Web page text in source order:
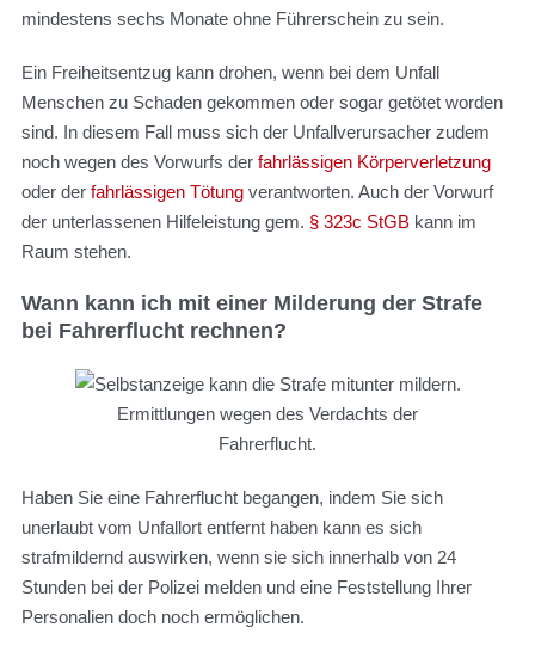
mindestens sechs Monate ohne Führerschein zu sein.
Ein Freiheitsentzug kann drohen, wenn bei dem Unfall
Menschen zu Schaden gekommen oder sogar getötet worden
sind. In diesem Fall muss sich der Unfallverursacher zudem
noch wegen des Vorwurfs derfahrlässigen Körperverletzung
oder derfahrlässigen Tötung verantworten. Auch der Vorwurf
der unterlassenen Hilfeleistung gem. § 323c StGB kann im
Raum stehen.
Wann kann ich mit einer Milderung der Strafe
bei Fahrerflucht rechnen?
Ermittlungen wegen des Verdachts der
Fahrerflucht.
Haben Sie eine Fahrerflucht begangen, indem Sie sich
unerlaubt vom Unfallort entfernt haben kann es sich
strafmildernd auswirken, wenn sie sich innerhalb von 24
Stunden bei der Polizei melden und eine Feststellung Ihrer
Personalien doch noch ermöglichen.